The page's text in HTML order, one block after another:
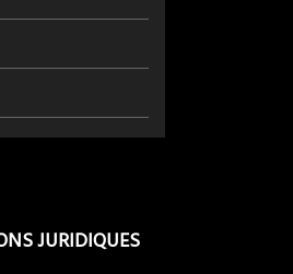
JURIDIQUES